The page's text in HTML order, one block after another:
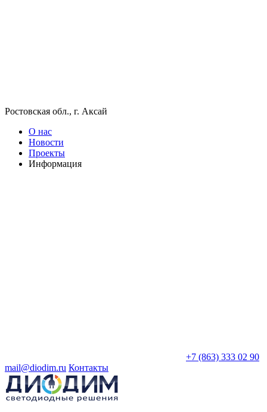
Ростовская обл., г. Аксай
О нас
Новости
Проекты
Информация
+7 (863) 333 02 90
mail@diodim.ru Контакты